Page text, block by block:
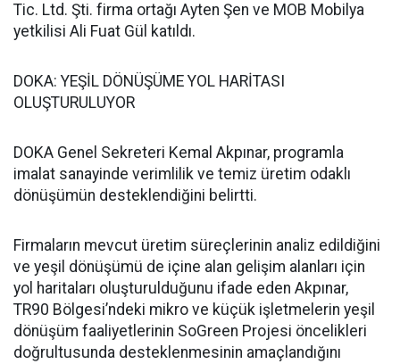
Tic. Ltd. Şti. firma ortağı Ayten Şen ve MOB Mobilya
yetkilisi Ali Fuat Gül katıldı.
DOKA: YEŞİL DÖNÜŞÜME YOL HARİTASI
OLUŞTURULUYOR
DOKA Genel Sekreteri Kemal Akpınar, programla
imalat sanayinde verimlilik ve temiz üretim odaklı
dönüşümün desteklendiğini belirtti.
Firmaların mevcut üretim süreçlerinin analiz edildiğini
ve yeşil dönüşümü de içine alan gelişim alanları için
yol haritaları oluşturulduğunu ifade eden Akpınar,
TR90 Bölgesi’ndeki mikro ve küçük işletmelerin yeşil
dönüşüm faaliyetlerinin SoGreen Projesi öncelikleri
doğrultusunda desteklenmesinin amaçlandığını